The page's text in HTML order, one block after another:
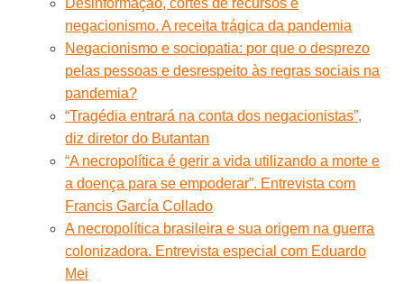
negacionismo. A receita trágica da pandemia
Negacionismo e sociopatia: por que o desprezo
pelas pessoas e desrespeito às regras sociais na
pandemia?
“Tragédia entrará na conta dos negacionistas”,
diz diretor do Butantan
“A necropolítica é gerir a vida utilizando a morte e
a doença para se empoderar”. Entrevista com
Francis García Collado
A necropolítica brasileira e sua origem na guerra
colonizadora. Entrevista especial com Eduardo
Mei